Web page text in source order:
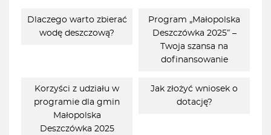
Dlaczego warto zbierać
wodę deszczową?
Program „Małopolska
Deszczówka 2025” –
Twoja szansa na
dofinansowanie
Korzyści z udziału w
programie dla gmin
Małopolska
Deszczówka 2025
Jak złożyć wniosek o
dotację?